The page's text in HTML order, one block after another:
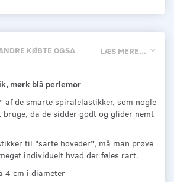
LÆS MERE...
KØBTE OGSÅ
mørk blå perlemor
af de smarte spiralelastikker, som nogle
da de sidder godt og glider nemt
til "sarte hoveder", må man prøve
individuelt hvad der føles rart.
4 cm i diameter